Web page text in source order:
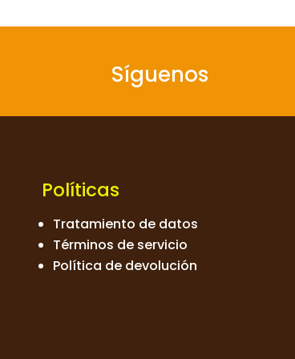
Síguenos
Políticas
Tratamiento de datos
Términos de servicio
Política de devolución